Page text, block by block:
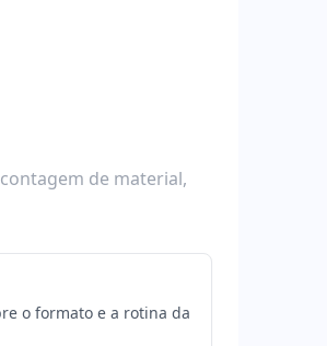
de material,
o formato e a rotina da